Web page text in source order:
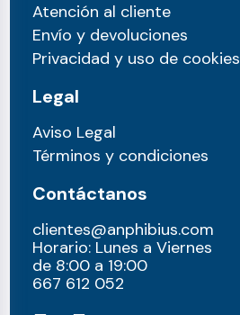
Atención al cliente
Envío y devoluciones
Privacidad y uso de cookies
Legal
Aviso Legal
Términos y condiciones
Contáctanos
clientes@anphibius.com
Horario: Lunes a Viernes
de 8:00 a 19:00
667 612 052​